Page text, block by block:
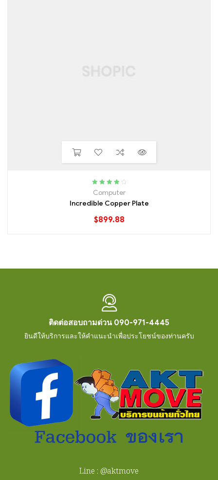
Rated
4.00
Computer
Incredible Copper Plate
$899.88
ติดต่อสอบถามด่วน 090-971-4445
ยินดีให้บริการและให้คำแนะนำเพื่อประโยชน์ของท่านครับ
Line : @aktmove